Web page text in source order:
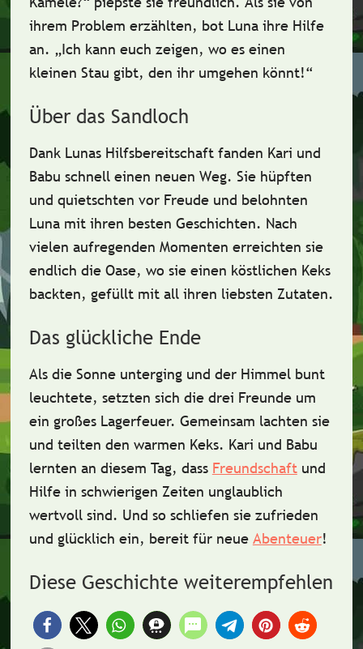
ihrem Problem erzählten, bot Luna ihre Hilfe
an. „Ich kann euch zeigen, wo es einen
kleinen Stau gibt, den ihr umgehen könnt!“
Über das Sandloch
Dank Lunas Hilfsbereitschaftfanden Kari und
Babu schnell einen neuen Weg. Sie hüpften
und quietschten vor Freude und belohnten
Luna mit ihren besten Geschichten. Nach
vielen aufregenden Momenten erreichten sie
endlich die Oase, wo sie einen köstlichen Keks
backten, gefüllt mit all ihren liebsten Zutaten.
Das glückliche Ende
Als die Sonne unterging und der Himmel bunt
leuchtete, setzten sich die drei Freunde um
ein großes Lagerfeuer. Gemeinsam lachten sie
und teilten den warmen Keks. Kari und Babu
lernten an diesem Tag, dass Freundschaftund
Hilfein schwierigen Zeiten unglaublich
wertvoll sind. Und so schliefen sie zufrieden
und glücklich ein, bereit für neue Abenteuer!
Diese Geschichte weiterempfehlen